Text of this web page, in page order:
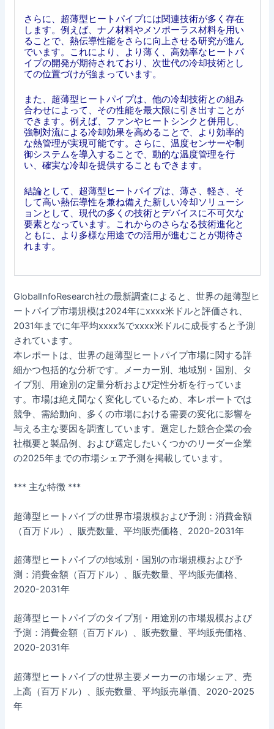
さらに、超薄型ヒートパイプには関連技術が多く存在
します。例えば、ナノ材料やメソポーラス材料を用い
ることで、熱伝導性能をさらに向上させる研究が進ん
でいます。これにより、より薄く、高効率なヒートパ
イプの開発が期待されており、次世代の冷却技術とし
ての位置づけが強まっています。
また、超薄型ヒートパイプは、他の冷却技術との組み
合わせによって、その性能を最大限に引き出すことが
できます。例えば、ファンやヒートシンクと併用し、
強制対流による冷却効果を高めることで、より効率的
な熱管理が実現可能です。さらに、温度センサーや制
御システムを導入することで、動的な温度管理を行
い、確実な冷却を提供することもできます。
結論として、超薄型ヒートパイプは、薄さ、軽さ、そ
して高い熱伝導性を兼ね備えた新しい冷却ソリューシ
ョンとして、現代の多くの技術とデバイスに不可欠な
要素となっています。これからのさらなる技術進化と
ともに、より多様な用途での活用が進むことが期待さ
れます。
GlobalInfoResearch社の最新調査によると、世界の超薄型ヒ
ートパイプ市場規模は2024年にxxxx米ドルと評価され、
2031年までに年平均xxxx%でxxxx米ドルに成長すると予測
されています。
本レポートは、世界の超薄型ヒートパイプ市場に関する詳
細かつ包括的な分析です。メーカー別、地域別・国別、タ
イプ別、用途別の定量分析および定性分析を行っていま
す。市場は絶え間なく変化しているため、本レポートでは
競争、需給動向、多くの市場における需要の変化に影響を
与える主な要因を調査しています。選定した競合企業の会
社概要と製品例、および選定したいくつかのリーダー企業
の2025年までの市場シェア予測を掲載しています。
*** 主な特徴 ***
超薄型ヒートパイプの世界市場規模および予測：消費金額
（百万ドル）、販売数量、平均販売価格、2020-2031年
超薄型ヒートパイプの地域別・国別の市場規模および予
測：消費金額（百万ドル）、販売数量、平均販売価格、
2020-2031年
超薄型ヒートパイプのタイプ別・用途別の市場規模および
予測：消費金額（百万ドル）、販売数量、平均販売価格、
2020-2031年
超薄型ヒートパイプの世界主要メーカーの市場シェア、売
上高（百万ドル）、販売数量、平均販売単価、2020-2025
年